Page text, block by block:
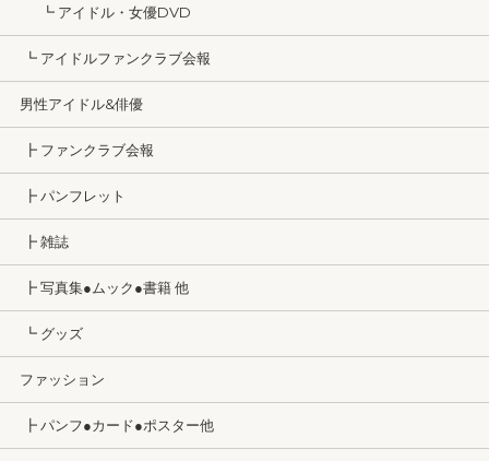
┗ アイドル・女優DVD
┗ アイドルファンクラブ会報
男性アイドル&俳優
┣ ファンクラブ会報
┣ パンフレット
┣ 雑誌
┣ 写真集●ムック●書籍 他
┗ グッズ
ファッション
┣ パンフ●カード●ポスター他